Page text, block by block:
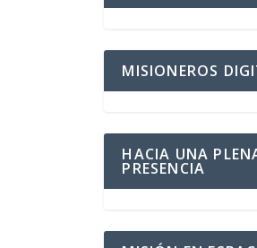
MISIONEROS
HACIA UNA
PRESENCIA